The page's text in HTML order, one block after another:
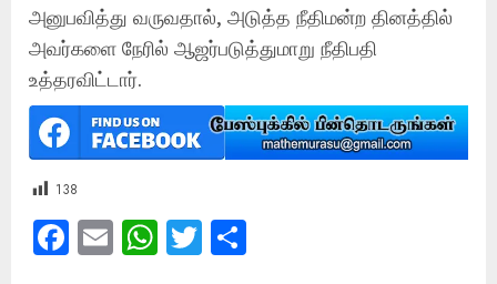
அனுபவித்து வருவதால், அடுத்த நீதிமன்ற தினத்தில்
அவர்களை நேரில் ஆஜர்படுத்துமாறு நீதிபதி
உத்தரவிட்டார்.
138
Facebook
EmailWhatsApp
Twitter